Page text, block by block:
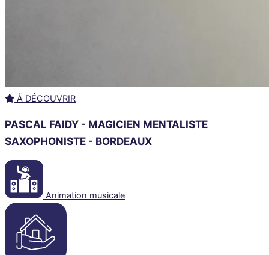
À DÉCOUVRIR
PASCAL FAIDY - MAGICIEN MENTALISTE
SAXOPHONISTE - BORDEAUX
Animation musicale